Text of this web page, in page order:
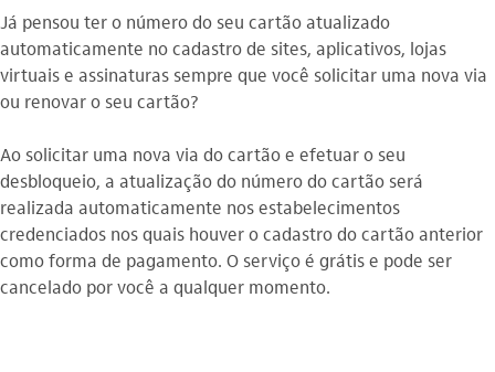
Já pensou ter o número do seu cartão atualizado
automaticamente no cadastro de sites, aplicativos, lojas
virtuais e assinaturas sempre que você solicitar uma nova via
ou renovar o seu cartão?
Ao solicitar uma nova via do cartão e efetuar o seu
desbloqueio, a atualização do número do cartão será
realizada automaticamente nos estabelecimentos
credenciados nos quais houver o cadastro do cartão anterior
como forma de pagamento. O serviço é grátis e pode ser
cancelado por você a qualquer momento.